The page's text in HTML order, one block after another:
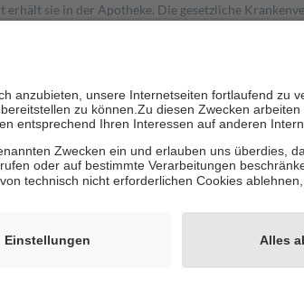
sie in der Apotheke. Die gesetzliche
sowie zehn Euro je Verordnung.
Stellung der Familie zu unterstützen, fallen
Trusted Shops hat Maßnahmen getroffen, um